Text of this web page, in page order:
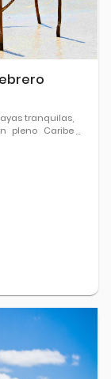
tranquilas,
pleno Caribe